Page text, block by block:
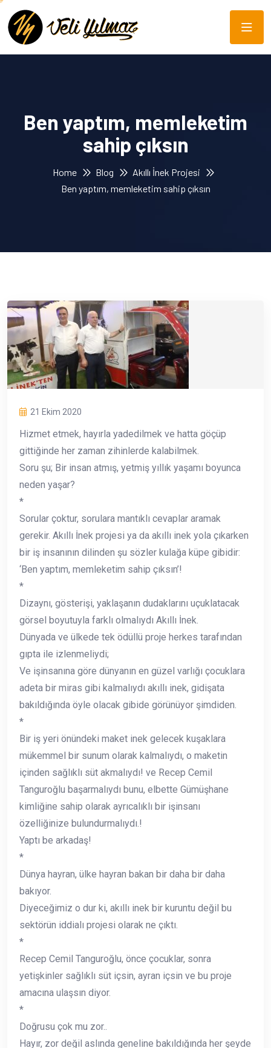
Ben yaptım, memleketim
sahip çıksın
Home Blog
Akıllı İnek Projesi
Ben yaptım, memleketim sahip çıksın
21 Ekim 2020
Hizmet etmek, hayırla yadedilmek ve hatta göçüp
gittiğinde her zaman zihinlerde kalabilmek.
Soru şu; Bir insan atmış, yetmiş yıllık yaşamı boyunca
neden yaşar?
*
Sorular çoktur, sorulara mantıklı cevaplar aramak
gerekir. Akıllı İnek projesi ya da akıllı inek yola çıkarken
bir iş insanının dilinden şu sözler kulağa küpe gibidir:
‘Ben yaptım, memleketim sahip çıksın’!
*
Dizaynı, gösterişi, yaklaşanın dudaklarını uçuklatacak
görsel boyutuyla farklı olmalıydı Akıllı İnek.
Dünyada ve ülkede tek ödüllü proje herkes tarafından
gıpta ile izlenmeliydi;
Ve işinsanına göre dünyanın en güzel varlığı çocuklara
adeta bir miras gibi kalmalıydı akıllı inek, gidişata
bakıldığında öyle olacak gibide görünüyor şimdiden.
*
Bir iş yeri önündeki maket inek gelecek kuşaklara
mükemmel bir sunum olarak kalmalıydı, o maketin
içinden sağlıklı süt akmalıydı! ve Recep Cemil
Tanguroğlu başarmalıydı bunu, elbette Gümüşhane
kimliğine sahip olarak ayrıcalıklı bir işinsanı
özelliğinize bulundurmalıydı.!
Yaptı be arkadaş!
*
Dünya hayran, ülke hayran bakan bir daha bir daha
bakıyor.
Diyeceğimiz o dur ki, akıllı inek bir kuruntu değil bu
sektörün iddialı projesi olarak ne çıktı.
*
Recep Cemil Tanguroğlu, önce çocuklar, sonra
yetişkinler sağlıklı süt içsin, ayran içsin ve bu proje
amacına ulaşsın diyor.
*
Doğrusu çok mu zor..
Hayır, zor değil aslında geneline bakıldığında her şeyde